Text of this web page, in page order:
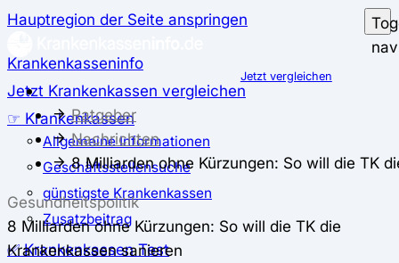
Hauptregion der Seite anspringen
Krankenkasseninfo
Jetzt Krankenkassen vergleichen
☞ Krankenkassen
Allgemeine Informationen
Geschäftsstellensuche
günstigste Krankenkassen
Zusatzbeitrag
✅ Krankenkassen Test
Jetzt vergleichen
Ratgeber
Nachrichten
8 Milliarden ohne Kürzungen: So will die TK
Gesundheitspolitik
8 Milliarden ohne Kürzungen: So will die TK die
Krankenkassen sanieren